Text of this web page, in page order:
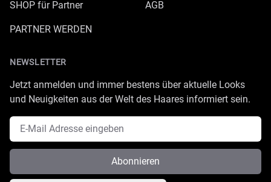
SHOP für Partner
PARTNER WERDEN
AGB
NEWSLETTER
Jetzt anmelden und immer bestens über aktuelle Looks
und Neuigkeiten aus der Welt des Haares informiert sein.
E-Mail Adresse
Abonnieren